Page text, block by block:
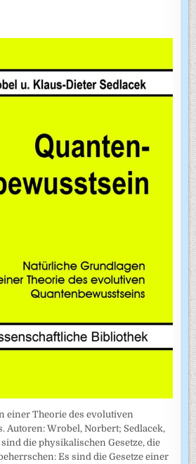
einer Theorie des evolutiven
Autoren: Wrobel, Norbert; Sedlacek,
die physikalischen Gesetze, die
Es sind die Gesetze einer